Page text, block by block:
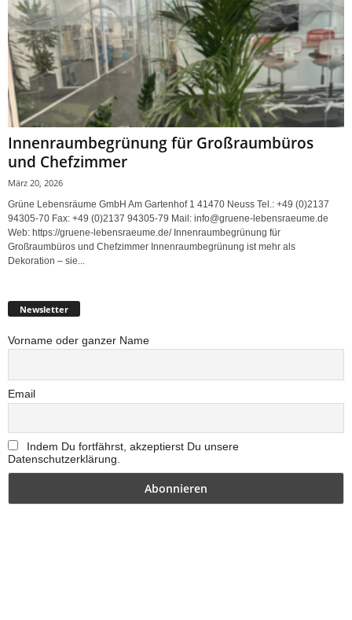
Innenraumbegrünung für Großraumbüros
und Chefzimmer
März 20, 2026
Grüne Lebensräume GmbH Am Gartenhof 1 41470 Neuss Tel.: +49 (0)2137
94305-70 Fax: +49 (0)2137 94305-79 Mail: info@gruene-lebensraeume.de
Web: https://gruene-lebensraeume.de/ Innenraumbegrünung für
Großraumbüros und Chefzimmer Innenraumbegrünung ist mehr als
Dekoration – sie...
Newsletter
Vorname oder ganzer Name
Email
Indem Du fortfährst, akzeptierst Du unsere
Datenschutzerklärung.